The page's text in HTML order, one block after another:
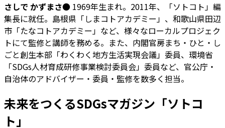
さしで かずまさ● 1969年生まれ。2011年、「ソトコト」編
集長に就任。島根県「しまコトアカデミー」、和歌山県田辺
市「たなコトアカデミー」など、様々なローカルプロジェク
トにて監修と講師を務める。また、内閣官房まち・ひと・し
ごと創生本部「わくわく地方生活実現会議」委員、環境省
「SDGs人材育成研修事業検討委員会」委員など、官公庁・
自治体のアドバイザー・委員・監修を数多く担当。
未来をつくるSDGsマガジン「ソトコ
ト」